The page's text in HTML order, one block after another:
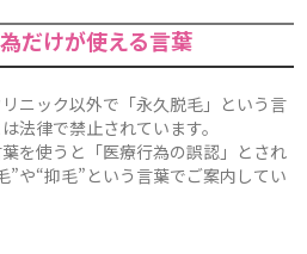
だけが使える言葉
ニック以外で「永久脱毛」という言
法律で禁止されています。
を使うと「医療行為の誤認」とされ
”や“抑毛”という言葉でご案内してい